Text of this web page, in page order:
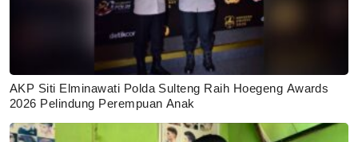
AKP Siti Elminawati Polda Sulteng Raih Hoegeng Awards
2026 Pelindung Perempuan Anak